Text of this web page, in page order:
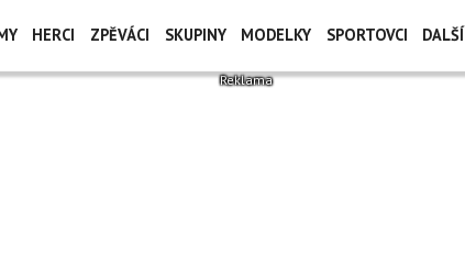
HERCI ZPĚVÁCI SKUPINY MODELKY SPORTOVCI DALŠÍ